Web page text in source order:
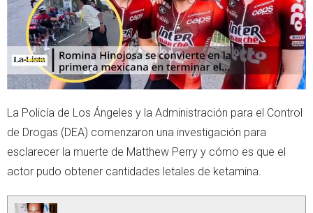
La Policía de Los Ángeles y la Administración para el Control
de Drogas (DEA) comenzaron una investigación para
esclarecer la muerte de Matthew Perry y cómo es que el
actor pudo obtener cantidades letales de ketamina.